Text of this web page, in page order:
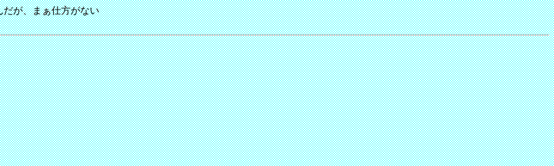
だが、まぁ仕方がない